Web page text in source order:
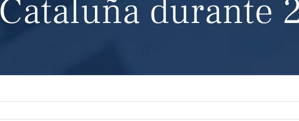
Cataluña durante